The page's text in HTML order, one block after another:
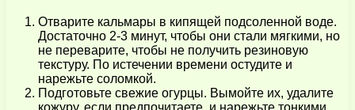
Отварите кальмары в кипящей подсоленной воде.
Достаточно 2-3 минут, чтобы они стали мягкими, но
не переварите, чтобы не получить резиновую
текстуру. По истечении времени остудите и
нарежьте соломкой.
Подготовьте свежие огурцы. Вымойте их, удалите
кожуру, если предпочитаете, и нарежьте тонкими